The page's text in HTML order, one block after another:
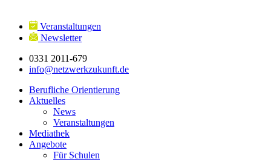
Veranstaltungen
Newsletter
0331 2011-679
info@netzwerkzukunft.de
Berufliche Orientierung
Aktuelles
News
Veranstaltungen
Mediathek
Angebote
Für Schulen